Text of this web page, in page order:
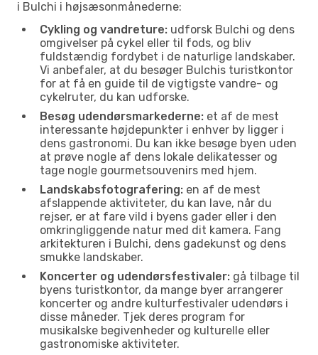
i Bulchi i højsæsonmånederne:
Cykling og vandreture: udforsk Bulchi og dens
omgivelser på cykel eller til fods, og bliv
fuldstændig fordybet i de naturlige landskaber.
Vi anbefaler, at du besøger Bulchis turistkontor
for at få en guide til de vigtigste vandre- og
cykelruter, du kan udforske.
Besøg udendørsmarkederne: et af de mest
interessante højdepunkter i enhver by ligger i
dens gastronomi. Du kan ikke besøge byen uden
at prøve nogle af dens lokale delikatesser og
tage nogle gourmetsouvenirs med hjem.
Landskabsfotografering: en af de mest
afslappende aktiviteter, du kan lave, når du
rejser, er at fare vild i byens gader eller i den
omkringliggende natur med dit kamera. Fang
arkitekturen i Bulchi, dens gadekunst og dens
smukke landskaber.
Koncerter og udendørsfestivaler: gå tilbage til
byens turistkontor, da mange byer arrangerer
koncerter og andre kulturfestivaler udendørs i
disse måneder. Tjek deres program for
musikalske begivenheder og kulturelle eller
gastronomiske aktiviteter.